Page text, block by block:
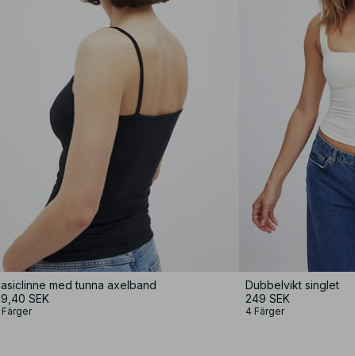
med tunna axelband
SEK
Färger
Dubbelvikt singlet
249 SEK
4 Färger